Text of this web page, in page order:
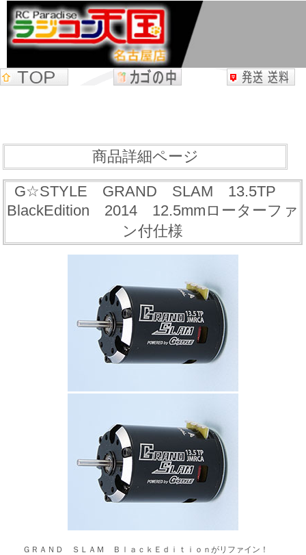
商品詳細ページ
G☆STYLE GRAND SLAM 13.5TP
BlackEdition 2014 12.5mmローターファ
ン付仕様
ＧＲＡＮＤ ＳＬＡＭ ＢｌａｃｋＥｄｉｔｉｏｎがリファイン！